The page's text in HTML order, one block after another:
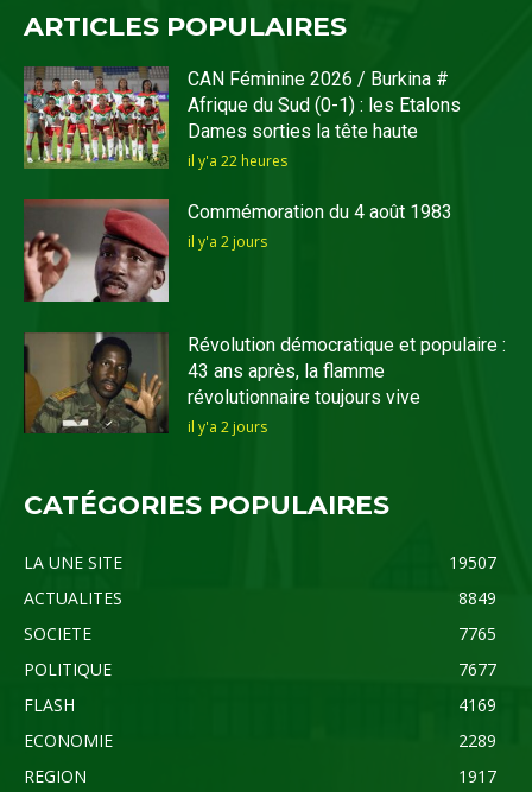
ARTICLES POPULAIRES
CAN Féminine 2026 / Burkina #
Afrique du Sud (0-1) : les Etalons
Dames sorties la tête haute
il y'a 22 heures
Commémoration du 4 août 1983
il y'a 2 jours
Révolution démocratique et populaire :
43 ans après, la flamme
révolutionnaire toujours vive
il y'a 2 jours
CATÉGORIES POPULAIRES
LA UNE SITE
19507
ACTUALITES
8849
SOCIETE
7765
POLITIQUE
7677
FLASH
4169
ECONOMIE
2289
REGION
1917